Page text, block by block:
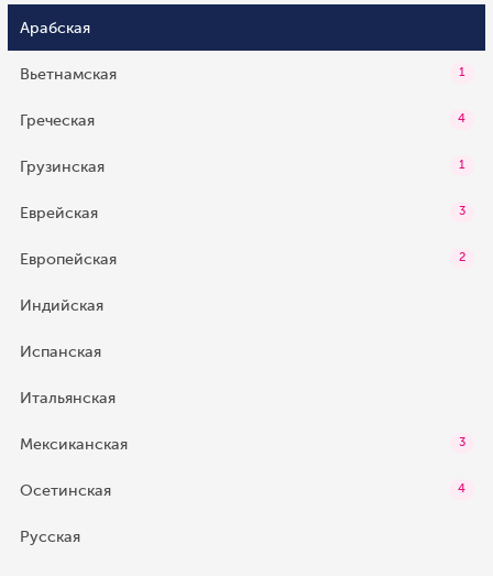
Арабская
Вьетнамская 1
Греческая 4
Грузинская 1
Еврейская 3
Европейская 2
Индийская
Испанская
Итальянская
Мексиканская 3
Осетинская 4
Русская